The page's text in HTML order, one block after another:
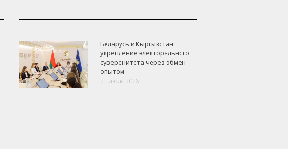
Беларусь и Кыргызстан:
укрепление электорального
суверенитета через обмен
опытом
23 июля 2026